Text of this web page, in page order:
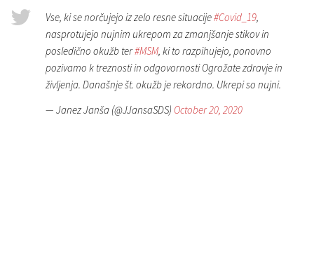
Vse, ki se norčujejo iz zelo resne situacije#Covid_19,
nasprotujejo nujnim ukrepom za zmanjšanje stikov in
posledično okužb ter#MSM, ki to razpihujejo, ponovno
pozivamo k treznosti in odgovornosti Ogrožate zdravje in
življenja. Današnje št. okužb je rekordno. Ukrepi so nujni.
— Janez Janša (@JJansaSDS) October 20, 2020